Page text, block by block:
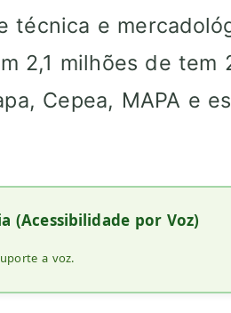
técnica e
2,1 milhões de
Cepea, MAPA e
(Acessibilidade por Voz)
a voz.